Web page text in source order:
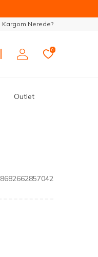
Kargom Nerede?
0
Outlet
8682662857042